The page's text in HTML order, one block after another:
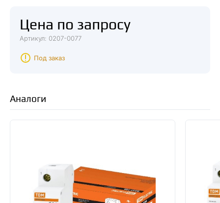
Цена по запросу
Артикул: 0207-0077
Под заказ
Аналоги